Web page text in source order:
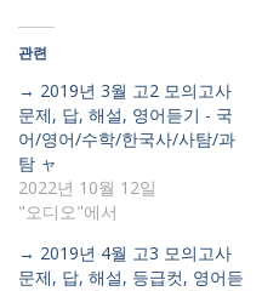
관련
→ 2019년 3월 고2 모의고사
문제, 답, 해설, 영어듣기 - 국
어/영어/수학/한국사/사탐/과
탐 ャ
2022년 10월 12일
"오디오"에서
→ 2019년 4월 고3 모의고사
문제, 답, 해설, 등급컷, 영어듣